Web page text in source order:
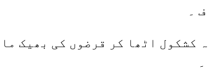
۔
کشکول اٹھا کر قرضوں کی بھیک